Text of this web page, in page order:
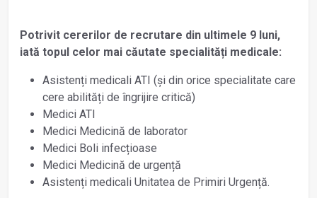
Potrivit cererilor de recrutare din ultimele 9 luni,
iată topul celor mai căutate specialități medicale:
Asistenți medicali ATI (și din orice specialitate care
cere abilități de îngrijire critică)
Medici ATI
Medici Medicină de laborator
Medici Boli infecțioase
Medici Medicină de urgență
Asistenți medicali Unitatea de Primiri Urgență.